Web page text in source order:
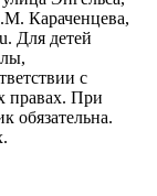
Караченцева,
Для детей
с
правах. При
обязательна.